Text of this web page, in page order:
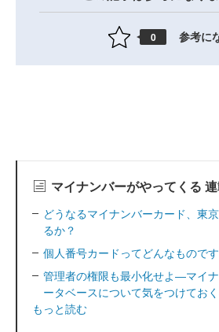
0 参考に
マイナンバーがやってくる
どうなるマイナンバーカード、東
るか？
個人番号カードってどんなもので
管理者の権限も最小化せよ―マイ
ータベースについて気をつけてお
もっと読む